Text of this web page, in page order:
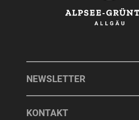
NEWSLETTER
KONTAKT